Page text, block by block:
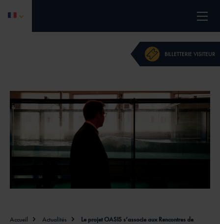
CALL FOR PAPERS
ACTUALITÉS
BILLETTERIE VISITEUR
Accueil Actualités
Le projet OASIS s’associe aux Rencontres de